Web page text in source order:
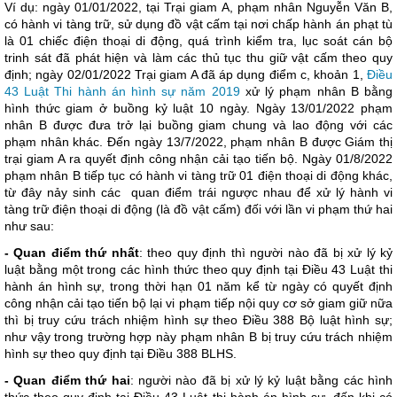
Ví dụ: ngày 01/01/2022, tại Trại giam A, phạm nhân Nguyễn Văn B,
có hành vi tàng trữ, sử dụng đồ vật cấm tại nơi chấp hành án phạt tù
là 01 chiếc điện thoại di động, quá trình kiểm tra, lục soát cán bộ
trinh sát đã phát hiện và làm các thủ tục thu giữ vật cấm theo quy
định; ngày 02/01/2022 Trại giam A đã áp dụng điểm c, khoản 1, Điều
43 Luật Thi hành án hình sự năm 2019xử lý phạm nhân B bằng
hình thức giam ở buồng kỷ luật 10 ngày. Ngày 13/01/2022 phạm
nhân B được đưa trở lại buồng giam chung và lao động với các
phạm nhân khác. Đến ngày 13/7/2022, phạm nhân B được Giám thị
trại giam A ra quyết định công nhận cải tạo tiến bộ. Ngày 01/8/2022
phạm nhân B tiếp tục có hành vi tàng trữ 01 điện thoại di động khác,
từ đây nảy sinh các quan điểm trái ngược nhau để xử lý hành vi
tàng trữ điện thoại di động (là đồ vật cấm) đối với lần vi phạm thứ hai
như sau:
- Quan điểm thứ nhất: theo quy định thì người nào đã bị xử lý kỷ
luật bằng một trong các hình thức theo quy định tại Điều 43 Luật thi
hành án hình sự, trong thời hạn 01 năm kể từ ngày có quyết định
công nhận cải tạo tiến bộ lại vi phạm tiếp nội quy cơ sở giam giữ nữa
thì bị truy cứu trách nhiệm hình sự theo Điều 388 Bộ luật hình sự;
như vậy trong trường hợp này phạm nhân B bị truy cứu trách nhiệm
hình sự theo quy định tại Điều 388 BLHS.
- Quan điểm thứ hai: người nào đã bị xử lý kỷ luật bằng các hình